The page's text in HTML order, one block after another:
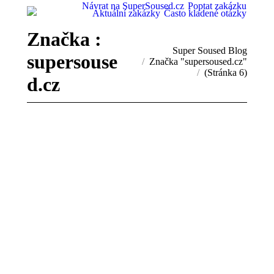
Návrat na SuperSoused.cz Poptat zakázku
Aktuální zakázky Často kladené otázky
Značka :
supersouse
d.cz
You are here:Super Soused Blog
Značka "supersoused.cz"
(Stránka 6)